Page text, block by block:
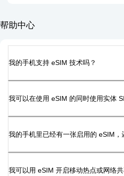
帮助中心
我的手机支持 eSIM 技术吗？
我可以在使用 eSIM 的同时使用实体
我的手机里已经有一张启用的 eSIM，
我可以用 eSIM 开启移动热点或网络共